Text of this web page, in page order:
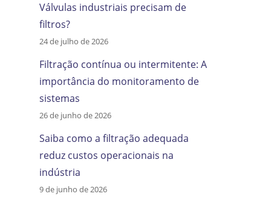
Válvulas industriais precisam de
filtros?
24 de julho de 2026
Filtração contínua ou intermitente: A
importância do monitoramento de
sistemas
26 de junho de 2026
Saiba como a filtração adequada
reduz custos operacionais na
indústria
9 de junho de 2026